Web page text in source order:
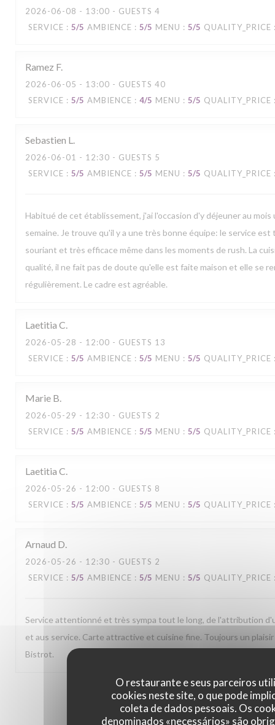
O restaurante e seus parceiros
cookies neste site, o que pode
coleta de dados pessoais. Os
denominados «necessários» são
2026-06-08 - 13:00 - GUESTS 4
SERVICE : 5/5 AMBIENCE : 5/5 MENU : 5/5 QUALITY_PRICE
Ramez F
2026-06-05 - 13:00 - GUESTS 40
SERVICE : 5/5 AMBIENCE : 4/5 MENU : 5/5 QUALITY_PRICE
Sebastien L
2026-06-01 - 12:30 - GUESTS 5
SERVICE : 5/5 AMBIENCE : 5/5 MENU : 5/5 QUALITY_PRICE
Habitué de cet établissement, j'ai l'occasion d'y déjeuner au mois
semaine. Je trouve qu'il y a une très bonne équipe: le service est
souriant et très efficace même dans les moments de rush. La
qualité, il ne fait pas de doute qu'elle est faite maison et elle se
régulièrement. Le cadre est agréable.
Laetitia C
2026-05-28 - 12:00 - GUESTS 13
SERVICE : 5/5 AMBIENCE : 5/5 MENU : 5/5 QUALITY_PRICE
Marie B
2026-05-29 - 12:30 - GUESTS 2
SERVICE : 5/5 AMBIENCE : 5/5 MENU : 5/5 QUALITY_PRICE
Laetitia C
2026-05-26 - 12:00 - GUESTS 8
SERVICE : 5/5 AMBIENCE : 5/5 MENU : 5/5 QUALITY_PRICE
Arnaud D
2026-05-26 - 12:30 - GUESTS 2
SERVICE : 5/5 AMBIENCE : 5/5 MENU : 5/5 QUALITY_PRICE
Service attentionné et très sympa tout le long, de l'attribution
et aus service. Carte attractive et cuisine fine. Toujours un plaisir
Bistrot.
1 2 3